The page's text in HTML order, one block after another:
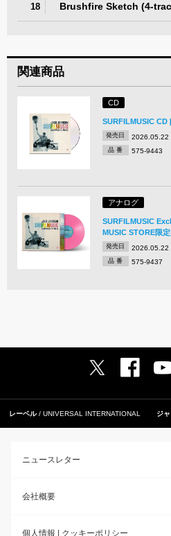
18 Brushfire Sketch (4-
関連商品
CD
SURFILMUSIC CD
発売日 2026.05.22
品 番 575-9443
アナログ
SURFILMUSIC
MUSIC STORE限
発売日 2026.05.22
品 番 575-9437
レーベル UNIVERSAL INTERNATIONAL ジ
ニュースレター
会社概要
個人情報 | クッキーポリシー